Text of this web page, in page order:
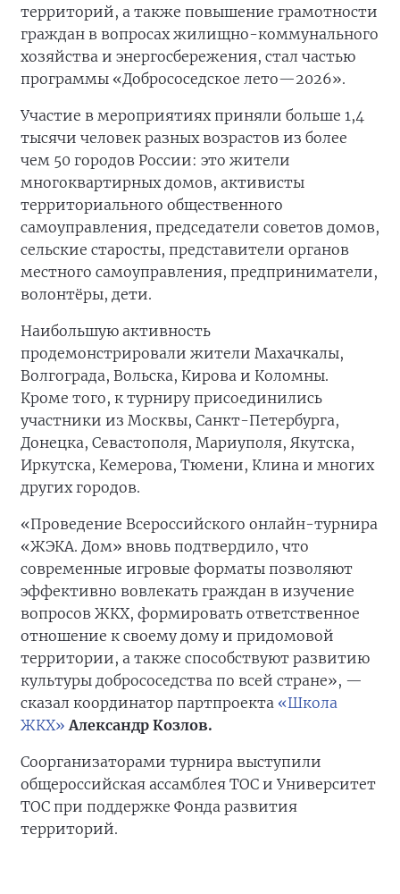
территорий, а также повышение грамотности
граждан в вопросах жилищно-коммунального
хозяйства и энергосбережения, стал частью
программы «Добрососедское лето—2026».
Участие в мероприятиях приняли больше 1,4
тысячи человек разных возрастов из более
чем 50 городов России: это жители
многоквартирных домов, активисты
территориального общественного
самоуправления, председатели советов домов,
сельские старосты, представители органов
местного самоуправления, предприниматели,
волонтёры, дети.
Наибольшую активность
продемонстрировали жители Махачкалы,
Волгограда, Вольска, Кирова и Коломны.
Кроме того, к турниру присоединились
участники из Москвы, Санкт-Петербурга,
Донецка, Севастополя, Мариуполя, Якутска,
Иркутска, Кемерова, Тюмени, Клина и многих
других городов.
«Проведение Всероссийского онлайн-турнира
«ЖЭКА. Дом» вновь подтвердило, что
современные игровые форматы позволяют
эффективно вовлекать граждан в изучение
вопросов ЖКХ, формировать ответственное
отношение к своему дому и придомовой
территории, а также способствуют развитию
культуры добрососедства по всей стране», —
сказал координатор партпроекта «Школа
ЖКХ» Александр Козлов.
Соорганизаторами турнира выступили
общероссийская ассамблея ТОС и Университет
ТОС при поддержке Фонда развития
территорий.